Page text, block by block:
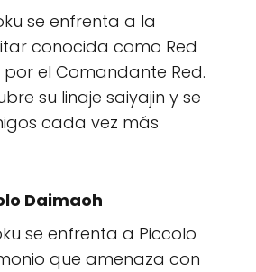
se enfrenta a la
conocida como Red
el Comandante Red.
su linaje saiyajin y se
cada vez más
Daimaoh
se enfrenta a Piccolo
que amenaza con